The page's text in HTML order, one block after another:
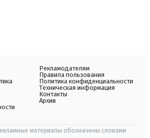
Рекламодателям
Правила пользования
Политика конфиденциальности
Техническая информация
Контакты
Архив
материалы обозначены словами